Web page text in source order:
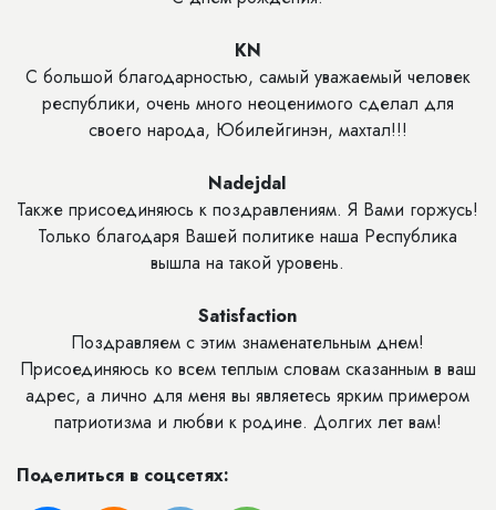
KN
С большой благодарностью, самый уважаемый человек
республики, очень много неоценимого сделал для
своего народа, Юбилейгинэн, махтал!!!
NadejdaI
Также присоединяюсь к поздравлениям. Я Вами горжусь!
Только благодаря Вашей политике наша Республика
вышла на такой уровень.
Satisfaction
Поздравляем с этим знаменательным днем!
Присоединяюсь ко всем теплым словам сказанным в ваш
адрес, а лично для меня вы являетесь ярким примером
патриотизма и любви к родине. Долгих лет вам!
Поделиться в соцсетях: